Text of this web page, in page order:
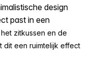
design
past in een
zitkussen en de
dit een ruimtelijk effect